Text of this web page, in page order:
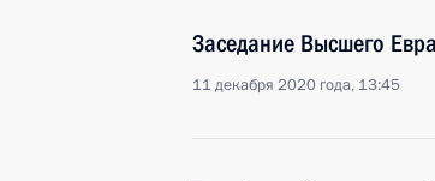
Заседание Высшего
11 декабря 2020 года, 13:45